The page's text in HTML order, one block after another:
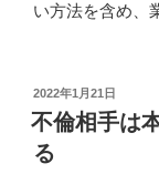
い方法を含め、
投
稿
日:
2022年1月21日
不倫相手は
る